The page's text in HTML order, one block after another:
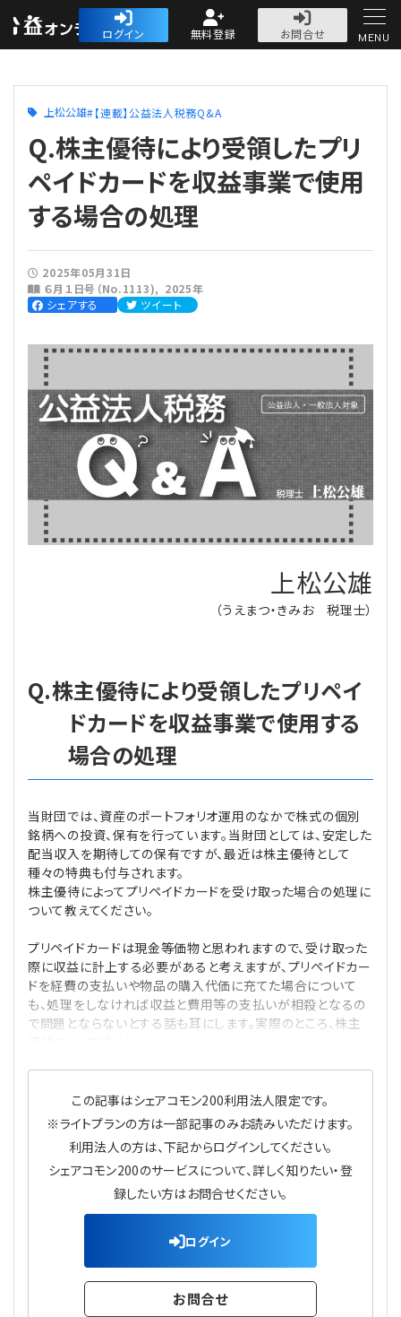
公益・一般法人オ
ログイン 無料登録
お問合せ
人気記事
法人運営
理事会
評議員会・社員総会
理事・監事
評議員
登記関連
会計・税務
会計・税務
定期提出書類
会計処理
寄附
税務
労務
労務
労務管理
給与計算
法改正-労務
法務
利益相反取引
個人情報
経営
資産運用
連載
連載
NEWS・TOPIC・特報
【連載】オピニオンリーダーのnote
【連載】公益法人運営実務の処方箋
【連載】公益法人会計検定試験一問一答
【連載】公益法人のための「新公益信託」活用戦略
【連載】公益法人制度のリアル
【連載】事例に学ぶ立入検査で想定される指摘事項
【連載】シェアコモン200インタビュー
【連載】実務と税務のポイント
【連載】事務局だよりPLUS
【連載】テーマで紐解く逆引きガイドライン
【連載】悩みと向き合う経営学
【連載】非営利法人AtoZei
【連載】AI活用のすすめ
【連載】IT実務一問一答
無料記事
登録案内
専門誌一覧
プライバシーポリシー
MENU
上松公雄 【連載】公益法人税務Q&A
Q.株主優待により受領したプリ
ペイドカードを収益事業で使用
する場合の処理
2025年05月31日
６月１日号（No.1113)
2025年
シェアする
ツイート
上松公雄
（うえまつ・きみお 税理士）
Q.株主優待により受領したプリペイ
ドカードを収益事業で使用する
場合の処理
当財団では、資産のポートフォリオ運用のなかで株式の個別
銘柄への投資、保有を行っています。当財団としては、安定した
配当収入を期待しての保有ですが、最近は株主優待として
種々の特典も付与されます。
株主優待によってプリペイドカードを受け取った場合の処理に
ついて教えてください。
プリペイドカードは現金等価物と思われますので、受け取った
際に収益に計上する必要があると考えますが、プリペイドカー
ドを経費の支払いや物品の購入代価に充てた場合について
も、処理をしなければ収益と費用等の支払いが相殺となるの
で問題とならないとする話も耳にします。実際のところ、株主
この記事はシェアコモン200利用法人限定です。
※ライトプランの方は一部記事のみお読みいただけます。
利用法人の方は、下記からログインしてください。
シェアコモン200のサービスについて、詳しく知りたい・登
録したい方はお問合せください。
ログイン
お問合せ